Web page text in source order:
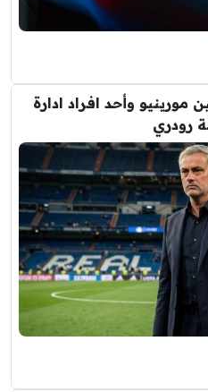
وأحد افراد ادارة
رودري